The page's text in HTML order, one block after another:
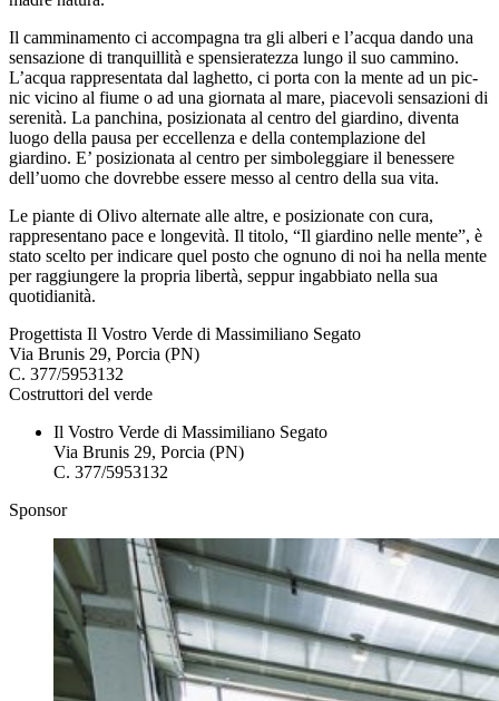
Il camminamento ci accompagna tra gli alberi e l’acqua dando una
sensazione di tranquillità e spensieratezza lungo il suo cammino.
L’acqua rappresentata dal laghetto, ci porta con la mente ad un pic-
nic vicino al fiume o ad una giornata al mare, piacevoli sensazioni di
serenità. La panchina, posizionata al centro del giardino, diventa
luogo della pausa per eccellenza e della contemplazione del
giardino. E’ posizionata al centro per simboleggiare il benessere
dell’uomo che dovrebbe essere messo al centro della sua vita.
Le piante di Olivo alternate alle altre, e posizionate con cura,
rappresentano pace e longevità. Il titolo, “Il giardino nelle mente”, è
stato scelto per indicare quel posto che ognuno di noi ha nella mente
per raggiungere la propria libertà, seppur ingabbiato nella sua
quotidianità.
Progettista Il Vostro Verde di Massimiliano Segato
Via Brunis 29, Porcia (PN)
C. 377/5953132
Costruttori del verde
Il Vostro Verde di Massimiliano Segato
Via Brunis 29, Porcia (PN)
C. 377/5953132
Sponsor